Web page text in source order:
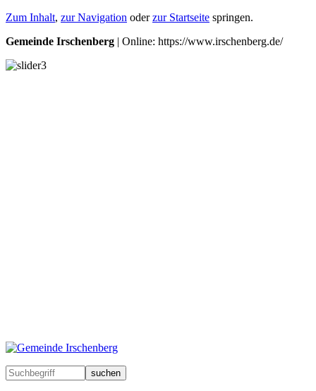
Zum Inhalt, zur Navigation oderzur Startseite springen.
Gemeinde Irschenberg | Online: https://www.irschenberg.de/
suchen